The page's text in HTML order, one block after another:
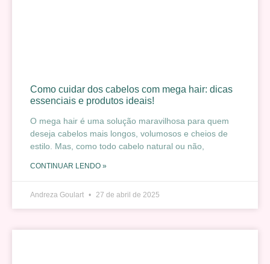
Como cuidar dos cabelos com mega hair: dicas
essenciais e produtos ideais!
O mega hair é uma solução maravilhosa para quem
deseja cabelos mais longos, volumosos e cheios de
estilo. Mas, como todo cabelo natural ou não,
CONTINUAR LENDO »
Andreza Goulart 27 de abril de 2025